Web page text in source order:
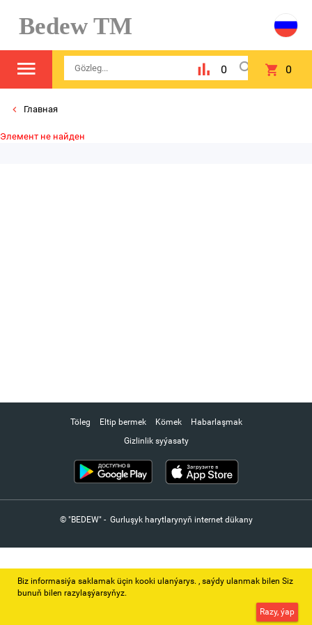
Bedew TM
0 0
Главная
Элемент не найден
Töleg Eltip bermek Kömek
Habarlaşmak
Gizlinlik syýasaty
© "BEDEW" - Gurluşyk harytlarynyň internet dükany
Biz informasiýa saklamak üçin kooki ulanýarys. ‚ saýdy ulanmak bilen Siz
bunuň bilen razylaşýarsyňyz.
Razy, ýap